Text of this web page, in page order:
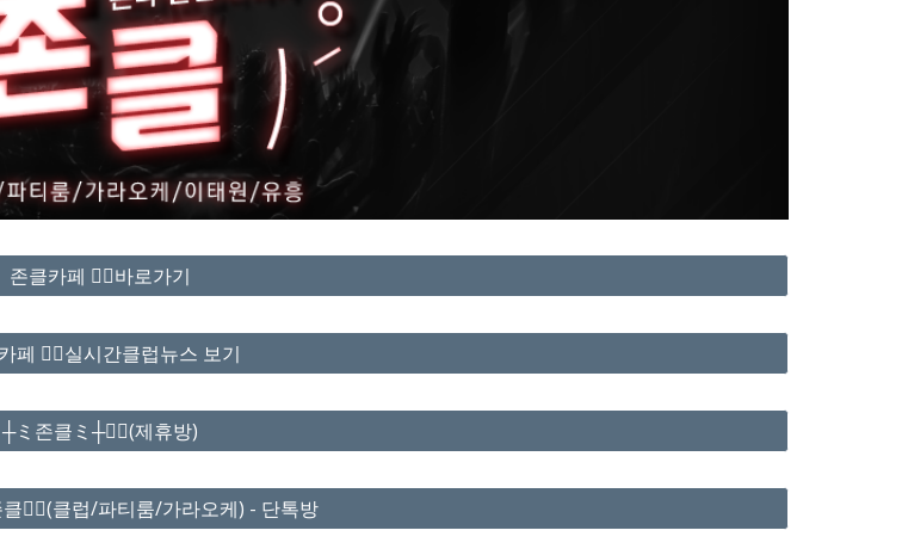
존클카페 ❤️‍🔥바로가기
페 ❤️‍🔥실시간클럽뉴스 보기
┼ミ존클ミ┼❤️‍🔥(제휴방)
❤️‍🔥(클럽/파티룸/가라오케) - 단톡방